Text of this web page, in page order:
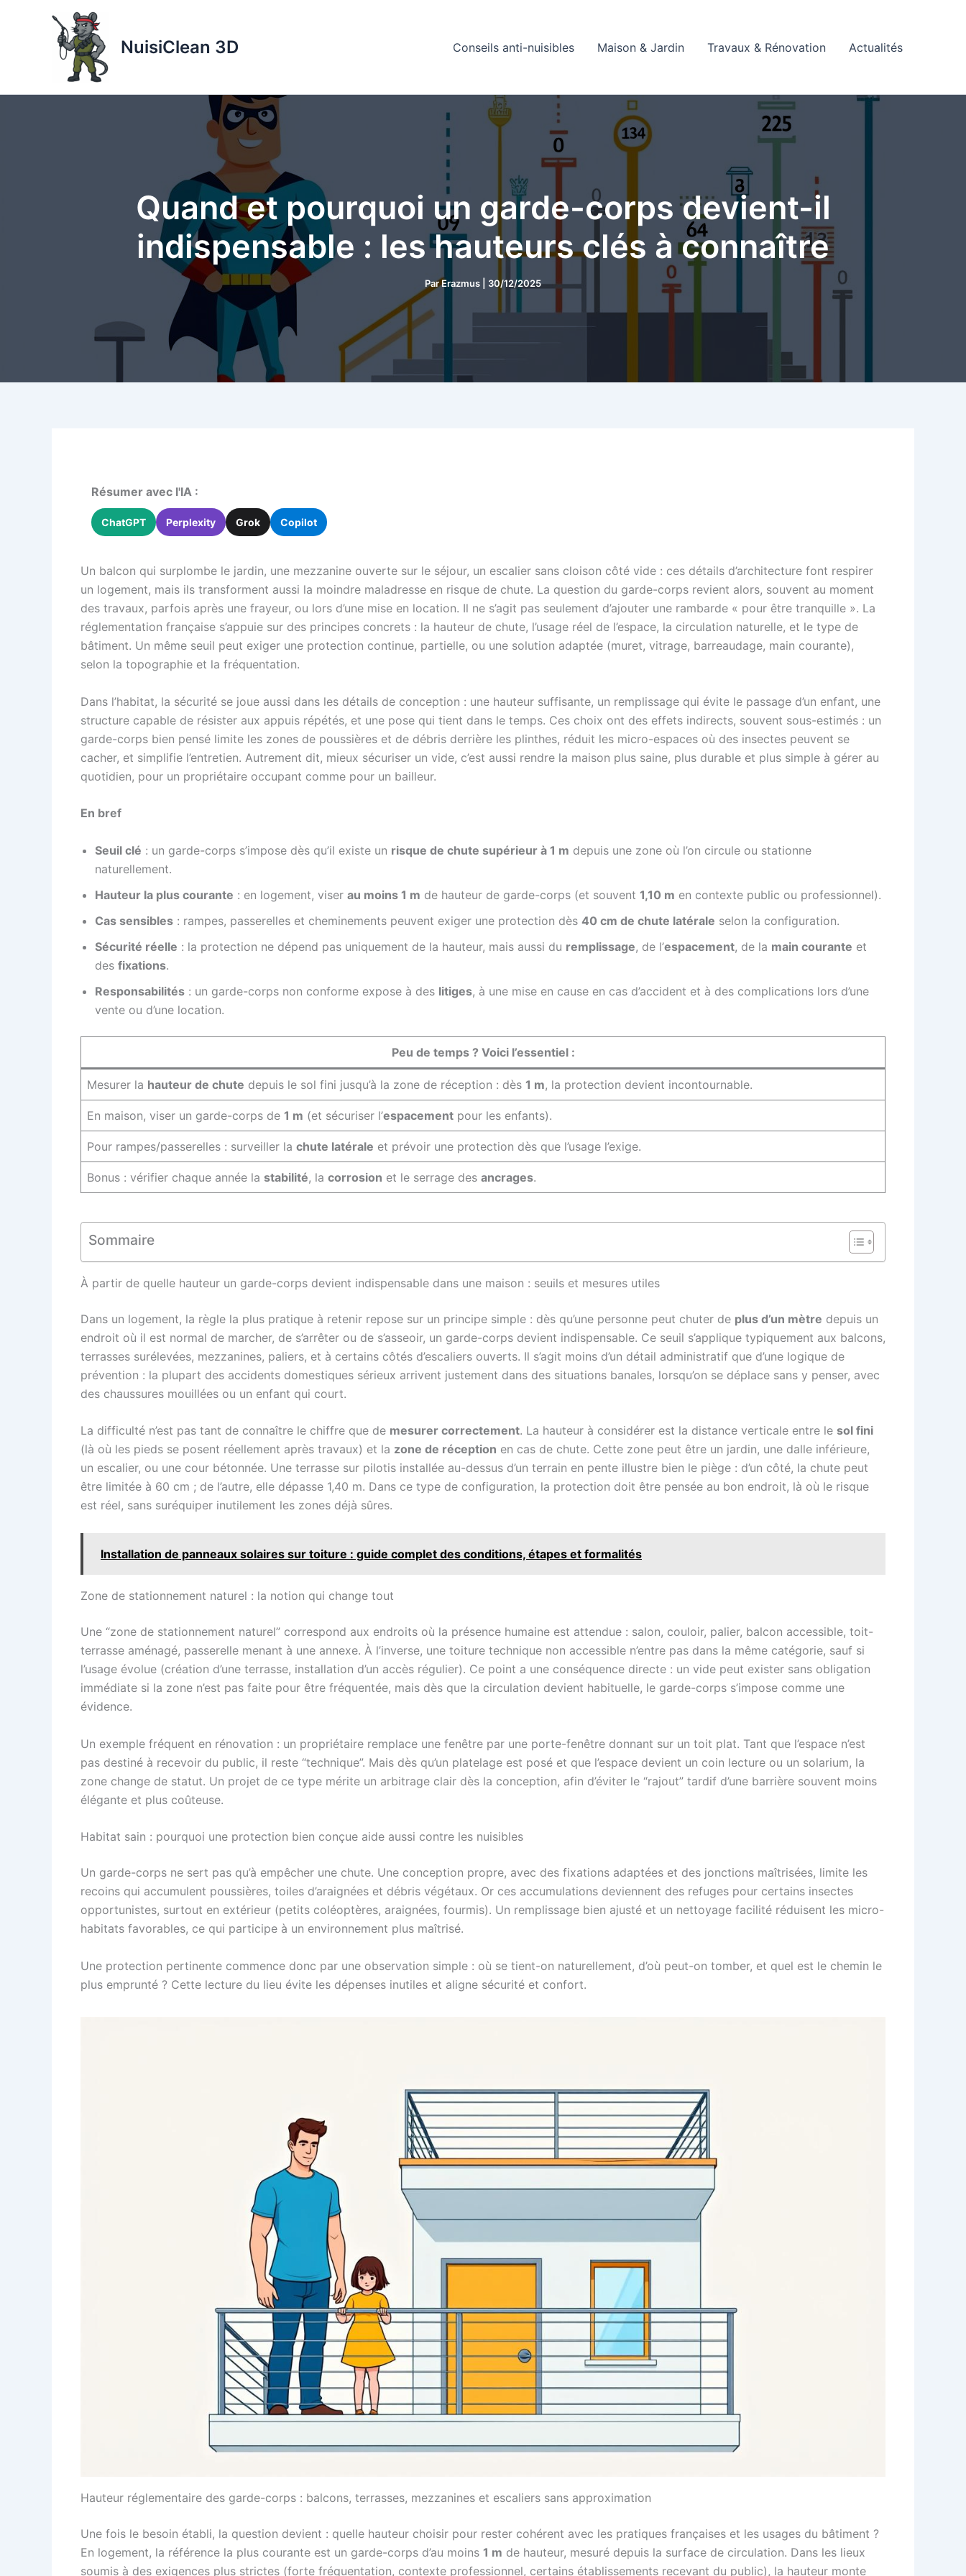
NuisiClean 3D Conseils anti-nuisibles Maison & Jardin Travaux & Rénovation Actualités
Quand et pourquoi un garde-corps devient-il
indispensable : les hauteurs clés à connaître
ParErazmus 30/12/2025
Résumer avec l'IA :
ChatGPT Perplexity Grok Copilot
Un balcon qui surplombe le jardin, une mezzanine ouverte sur le séjour, un escalier sans cloison côté vide : ces détails d’architecture font respirer
un logement, mais ils transforment aussi la moindre maladresse en risque de chute. La question du garde-corps revient alors, souvent au moment
des travaux, parfois après une frayeur, ou lors d’une mise en location. Il ne s’agit pas seulement d’ajouter une rambarde « pour être tranquille ». La
réglementation française s’appuie sur des principes concrets : la hauteur de chute, l’usage réel de l’espace, la circulation naturelle, et le type de
bâtiment. Un même seuil peut exiger une protection continue, partielle, ou une solution adaptée (muret, vitrage, barreaudage, main courante),
selon la topographie et la fréquentation.
Dans l’habitat, la sécurité se joue aussi dans les détails de conception : une hauteur suffisante, un remplissage qui évite le passage d’un enfant, une
structure capable de résister aux appuis répétés, et une pose qui tient dans le temps. Ces choix ont des effets indirects, souvent sous-estimés : un
garde-corps bien pensé limite les zones de poussières et de débris derrière les plinthes, réduit les micro-espaces où des insectes peuvent se
cacher, et simplifie l’entretien. Autrement dit, mieux sécuriser un vide, c’est aussi rendre la maison plus saine, plus durable et plus simple à gérer au
quotidien, pour un propriétaire occupant comme pour un bailleur.
En bref
Seuil clé : un garde-corps s’impose dès qu’il existe un risque de chute supérieur à 1 m depuis une zone où l’on circule ou stationne
naturellement.
Hauteur la plus courante : en logement, viser au moins 1 m de hauteur de garde-corps (et souvent 1,10 m en contexte public ou professionnel).
Cas sensibles : rampes, passerelles et cheminements peuvent exiger une protection dès 40 cm de chute latérale selon la configuration.
Sécurité réelle : la protection ne dépend pas uniquement de la hauteur, mais aussi du remplissage, de l’espacement, de la main courante et
des fixations.
Responsabilités : un garde-corps non conforme expose à des litiges, à une mise en cause en cas d’accident et à des complications lors d’une
vente ou d’une location.
Peu de temps ? Voici l’essentiel :
Mesurer la hauteur de chute depuis le sol fini jusqu’à la zone de réception : dès 1 m, la protection devient incontournable.
En maison, viser un garde-corps de 1 m (et sécuriser l’espacement pour les enfants).
Pour rampes/passerelles : surveiller la chute latérale et prévoir une protection dès que l’usage l’exige.
Bonus : vérifier chaque année la stabilité, la corrosion et le serrage des ancrages.
Sommaire
À partir de quelle hauteur un garde-corps devient indispensable dans une maison : seuils et mesures utiles
Dans un logement, la règle la plus pratique à retenir repose sur un principe simple : dès qu’une personne peut chuter de plus d’un mètre depuis un
endroit où il est normal de marcher, de s’arrêter ou de s’asseoir, un garde-corps devient indispensable. Ce seuil s’applique typiquement aux balcons,
terrasses surélevées, mezzanines, paliers, et à certains côtés d’escaliers ouverts. Il s’agit moins d’un détail administratif que d’une logique de
prévention : la plupart des accidents domestiques sérieux arrivent justement dans des situations banales, lorsqu’on se déplace sans y penser, avec
des chaussures mouillées ou un enfant qui court.
La difficulté n’est pas tant de connaître le chiffre que de mesurer correctement. La hauteur à considérer est la distance verticale entre le sol fini
(là où les pieds se posent réellement après travaux) et la zone de réception en cas de chute. Cette zone peut être un jardin, une dalle inférieure,
un escalier, ou une cour bétonnée. Une terrasse sur pilotis installée au-dessus d’un terrain en pente illustre bien le piège : d’un côté, la chute peut
être limitée à 60 cm ; de l’autre, elle dépasse 1,40 m. Dans ce type de configuration, la protection doit être pensée au bon endroit, là où le risque
est réel, sans suréquiper inutilement les zones déjà sûres.
Installation de panneaux solaires sur toiture : guide complet des conditions, étapes et formalités
Zone de stationnement naturel : la notion qui change tout
Une “zone de stationnement naturel” correspond aux endroits où la présence humaine est attendue : salon, couloir, palier, balcon accessible, toit-
terrasse aménagé, passerelle menant à une annexe. À l’inverse, une toiture technique non accessible n’entre pas dans la même catégorie, sauf si
l’usage évolue (création d’une terrasse, installation d’un accès régulier). Ce point a une conséquence directe : un vide peut exister sans obligation
immédiate si la zone n’est pas faite pour être fréquentée, mais dès que la circulation devient habituelle, le garde-corps s’impose comme une
évidence.
Un exemple fréquent en rénovation : un propriétaire remplace une fenêtre par une porte-fenêtre donnant sur un toit plat. Tant que l’espace n’est
pas destiné à recevoir du public, il reste “technique”. Mais dès qu’un platelage est posé et que l’espace devient un coin lecture ou un solarium, la
zone change de statut. Un projet de ce type mérite un arbitrage clair dès la conception, afin d’éviter le “rajout” tardif d’une barrière souvent moins
élégante et plus coûteuse.
Habitat sain : pourquoi une protection bien conçue aide aussi contre les nuisibles
Un garde-corps ne sert pas qu’à empêcher une chute. Une conception propre, avec des fixations adaptées et des jonctions maîtrisées, limite les
recoins qui accumulent poussières, toiles d’araignées et débris végétaux. Or ces accumulations deviennent des refuges pour certains insectes
opportunistes, surtout en extérieur (petits coléoptères, araignées, fourmis). Un remplissage bien ajusté et un nettoyage facilité réduisent les micro-
habitats favorables, ce qui participe à un environnement plus maîtrisé.
Une protection pertinente commence donc par une observation simple : où se tient-on naturellement, d’où peut-on tomber, et quel est le chemin le
plus emprunté ? Cette lecture du lieu évite les dépenses inutiles et aligne sécurité et confort.
Hauteur réglementaire des garde-corps : balcons, terrasses, mezzanines et escaliers sans approximation
Une fois le besoin établi, la question devient : quelle hauteur choisir pour rester cohérent avec les pratiques françaises et les usages du bâtiment ?
En logement, la référence la plus courante est un garde-corps d’au moins 1 m de hauteur, mesuré depuis la surface de circulation. Dans les lieux
soumis à des exigences plus strictes (forte fréquentation, contexte professionnel, certains établissements recevant du public), la hauteur monte